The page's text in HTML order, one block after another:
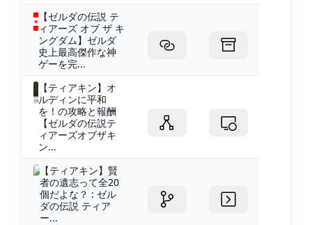
【ゼルダの伝説 テ
ィアーズ オブ ザ キ
ングダム】ゼルダ
史上最高傑作な神
ゲーを完...
【ティアキン】オ
ルディンに平和
を！の攻略と報酬
【ゼルダの伝説テ
ィアーズオブザキ
ン...
【ティアキン】賢
者の遺志って全20
個だよな？ : ゼル
ダの伝説 ティア
ー...